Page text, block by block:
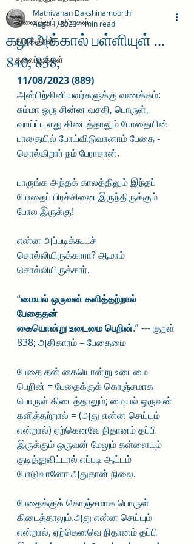
அனைத்துப் பதிவுகள்
திருக்குறள்
தலைப்பூக்கள்
கழாஅக்கால் பள்ளியுள் ...
840, 838,
Mathivanan Dakshinamoorthi
Aug 11, 20231 min read
11/08/2023 (889)
அன்பிற்கினியவர்களுக்கு வணக்கம்:
சும்மா ஒரு சின்ன வசதி, பொருள்,
வாய்ப்பு எது கிடைத்தாலும் போதையின்
பாதையில் போய்விடுவானாம் பேதை -
சொல்கிறார் நம் பேராசான்.
பாருங்க அந்தக் காலத்திலும் இந்தப்
போதைப் பிரச்சினை இருந்திருக்கும்
போல இருக்கு!
என்ன அப்படிக்கூடச்
சொல்லியிருக்காரா? ஆமாம்
சொல்லியிருக்கார்.
“மையல் ஒருவன் களித்தற்றால்
பேதைதன்
கையொன்று உடைமை பெறின்.” --- குறள்
838; அதிகாரம் – பேதைமை
பேதை தன் கையொன்று உடைமை
பெறின் = பேதைக்குக் கொஞ்சமாக
பொருள் கிடைத்தாலும்; மையல் ஒருவன்
களித்தற்றால் = (அது என்ன செய்யும்
என்றால்) ஏற்கெனவே நிதானம் தப்பி
இருக்கும் ஒருவன் மேலும் கள்ளையும்
குடித்துவிட்டால் எப்படி ஆட்டம்
போடுவானோ அதுதான் நிலை.
பேதைக்குக் கொஞ்சமாக பொருள்
கிடைத்தாலும்.அது என்ன செய்யும்
என்றால், ஏற்கெனவெ நிதானம் தப்பி